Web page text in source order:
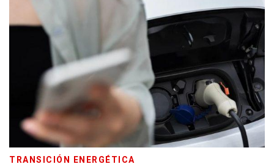
TRANSICIÓN ENERGÉTICA